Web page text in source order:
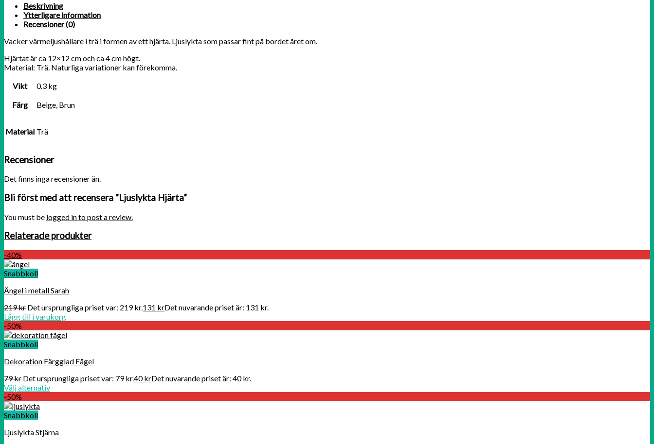
Beskrivning
Ytterligare information
Recensioner (0)
Vacker värmeljushållare i trä i formen av ett hjärta. Ljuslykta som passar fint på bordet året om.
Hjärtat är ca 12×12 cm och ca 4 cm högt.
Material: Trä. Naturliga variationer kan förekomma.
Vikt
0.3 kg
Färg Beige, Brun
Material Trä
Recensioner
Det finns inga recensioner än.
Bli först med att recensera ”Ljuslykta Hjärta”
You must be logged in to post a review.
Relaterade produkter
-40%
Snabbkoll
Ängel i metall Sarah
219kr Det ursprungliga priset var: 219 kr.131 krDet nuvarande priset är: 131 kr.
Lägg till i varukorg
-50%
Snabbkoll
Dekoration Färgglad Fågel
79kr Det ursprungliga priset var: 79 kr.40krDet nuvarande priset är: 40 kr.
Välj alternativ
-50%
Snabbkoll
Ljuslykta Stjärna